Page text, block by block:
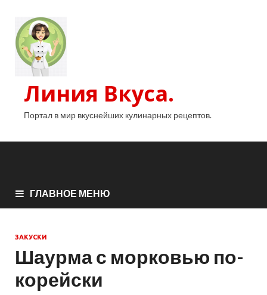
Линия Вкуса.
Портал в мир вкуснейших кулинарных рецептов.
ГЛАВНОЕ МЕНЮ
ЗАКУСКИ
Шаурма с морковью по-
корейски